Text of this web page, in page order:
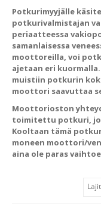
Potkurimyyjälle
potkurivalmistajan
periaatteessa
samanlaisessa
moottoreilla, voi
ajetaan eri
muistiin potkurin
moottori saavuttaa
Moottorioston
toimitettu potkuri,
Kooltaan tämä
moneen moottori/
aina ole paras